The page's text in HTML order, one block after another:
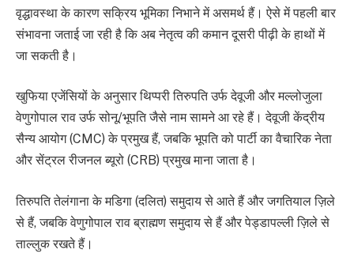
वृद्धावस्था के कारण सक्रिय भूमिका निभाने में असमर्थ हैं। ऐसे में पहली बार
संभावना जताई जा रही है कि अब नेतृत्व की कमान दूसरी पीढ़ी के हाथों में
जा सकती है।
खुफिया एजेंसियों के अनुसार थिप्परी तिरुपति उर्फ देवूजी और मल्लोजुला
वेणुगोपाल राव उर्फ सोनू/भूपति जैसे नाम सामने आ रहे हैं। देवूजी केंद्रीय
सैन्य आयोग (CMC) के प्रमुख हैं, जबकि भूपति को पार्टी का वैचारिक नेता
और सेंट्रल रीजनल ब्यूरो (CRB) प्रमुख माना जाता है।
तिरुपति तेलंगाना के मडिगा (दलित) समुदाय से आते हैं और जगतियाल ज़िले
से हैं, जबकि वेणुगोपाल राव ब्राह्मण समुदाय से हैं और पेड्डापल्ली ज़िले से
ताल्लुक रखते हैं।